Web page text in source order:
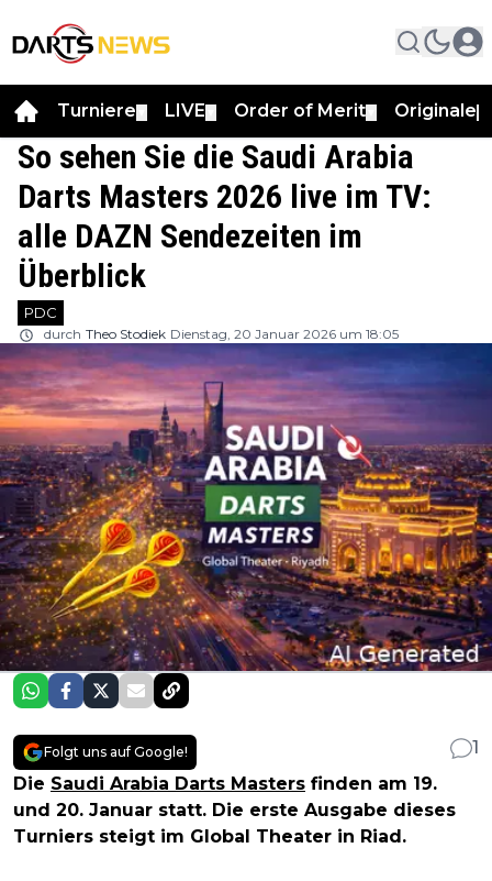
Turniere LIVE Order of Merit Originale
So sehen Sie die Saudi Arabia
Darts Masters 2026 live im TV:
alle DAZN Sendezeiten im
Überblick
PDC
durch Theo Stodiek Dienstag, 20 Januar 2026 um 18:05
Folgt uns auf Google!
1
Die Saudi Arabia Darts Masters finden am 19.
und 20. Januar statt. Die erste Ausgabe dieses
Turniers steigt im Global Theater in Riad.